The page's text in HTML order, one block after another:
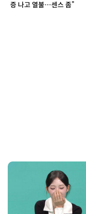
증 나고 열불…센스 좀”